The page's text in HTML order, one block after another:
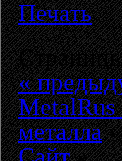
Печать
«
MetalRus
металла»